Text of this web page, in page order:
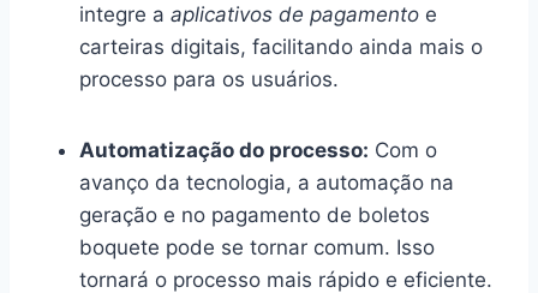
integre a aplicativos de pagamento e
carteiras digitais, facilitando ainda mais o
processo para os usuários.
Automatização do processo: Com o
avanço da tecnologia, a automação na
geração e no pagamento de boletos
boquete pode se tornar comum. Isso
tornará o processo mais rápido e eficiente.